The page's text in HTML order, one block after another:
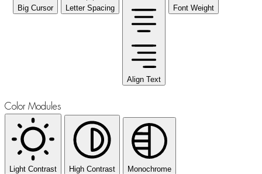
Big Cursor Letter Spacing
Align Text
Font Weight
Color Modules
Light Contrast High Contrast Monochrome